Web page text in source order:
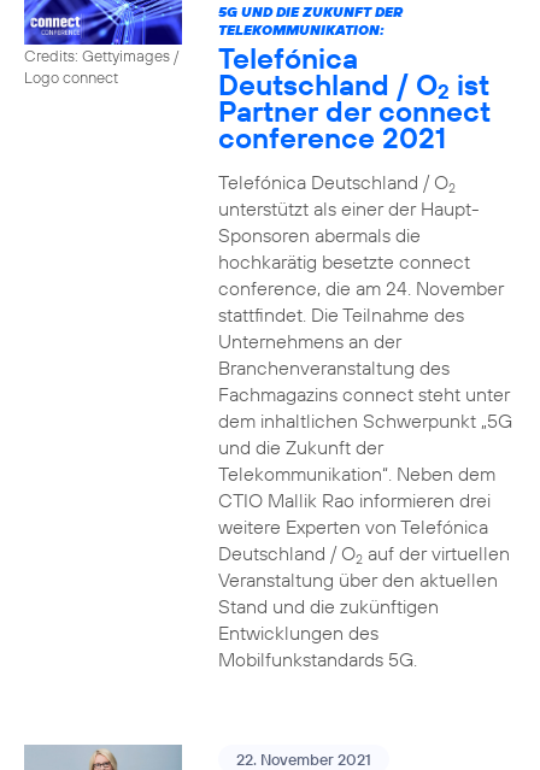
Credits: Gettyimages /
Logo connect
5G UND DIE ZUKUNFT DER
TELEKOMMUNIKATION:
Telefónica
Deutschland / O2 ist
Partner der connect
conference 2021
Telefónica Deutschland / O2
unterstützt als einer der Haupt-
Sponsoren abermals die
hochkarätig besetzte connect
conference, die am 24. November
stattfindet. Die Teilnahme des
Unternehmens an der
Branchenveranstaltung des
Fachmagazins connect steht unter
dem inhaltlichen Schwerpunkt „5G
und die Zukunft der
Telekommunikation“. Neben dem
CTIO Mallik Rao informieren drei
weitere Experten von Telefónica
Deutschland / O2auf der virtuellen
Veranstaltung über den aktuellen
Stand und die zukünftigen
Entwicklungen des
Mobilfunkstandards 5G.
22. November 2021